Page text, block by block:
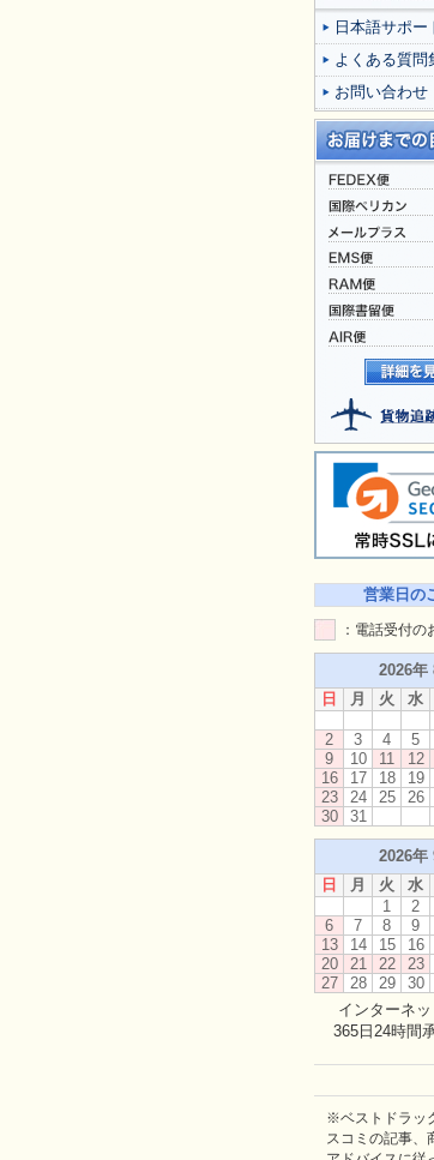
日本語サポー
よくある質問
お問い合わせ
営業日の
：電話受付の
2026年
日
月 火 水
2
3 4 5
9
10 11 12
16
17 18 19
23
24 25 26
30
31
2026年
日
月 火 水
1
2
6
7 8 9
13
14 15 16
20
21 22 23
27
28 29
30
インターネ
365日24時間
※ベストドラッ
スコミの記事、